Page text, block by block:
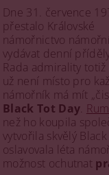
Dne 31. července
přestalo Královské
námořnictvo
vydávat denní
Rada admirality
už není místo pro
námořník má mít
Black Tot Day Rum
než ho koupila
vytvořila skvělý
oslavovala léta
možnost ochutnat